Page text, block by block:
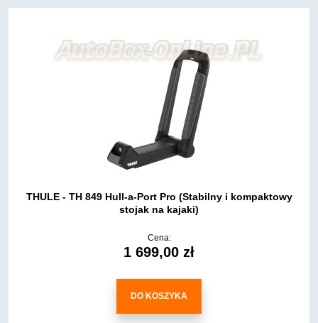
THULE - TH 849 Hull-a-Port Pro (Stabilny i kompaktowy
stojak na kajaki)
Cena:
1 699,00 zł
DO KOSZYKA